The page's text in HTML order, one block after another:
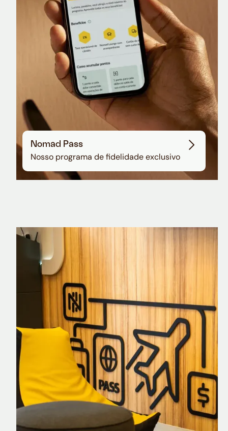
Nomad Pass
Nosso programa de fidelidade exclusivo
Nomad Explorer
Cartão de crédito brasileiro com cashback
em dólar